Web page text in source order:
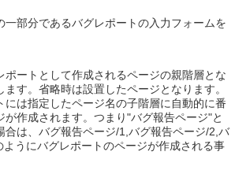
一部分であるバグレポートの入力フォームを
ポートとして作成されるページの親階層とな
す。省略時は設置したページとなります。
には指定したページ名の子階層に自動的に番
が作成されます。つまり"バグ報告ページ"と
合は、バグ報告ページ/1,バグ報告ページ/2,バ
うにバグレポートのページが作成される事